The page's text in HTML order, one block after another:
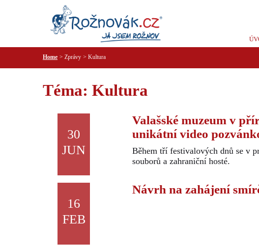
Home Zprávy Kultura
Téma: Kultura
30
JUN
Valašské muzeum v
unikátní video
Během tří festivalových dnů se v
souborů a zahraniční hosté.
16
FEB
Návrh na zahájení